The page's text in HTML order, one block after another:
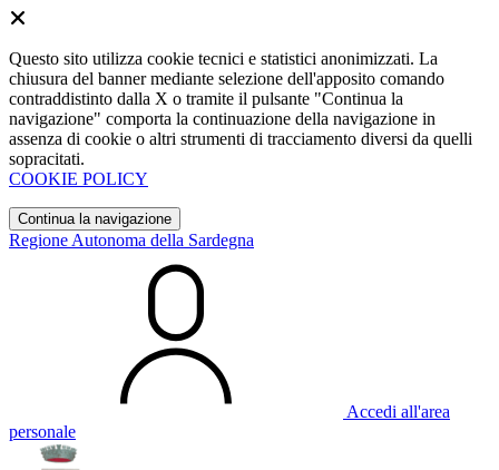
Questo sito utilizza cookie tecnici e statistici anonimizzati. La
chiusura del banner mediante selezione dell'apposito comando
contraddistinto dalla X o tramite il pulsante "Continua la
navigazione" comporta la continuazione della navigazione in
assenza di cookie o altri strumenti di tracciamento diversi da quelli
sopracitati.
COOKIE POLICY
Continua la navigazione
Regione Autonoma della Sardegna
Accedi all'area
personale